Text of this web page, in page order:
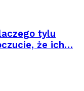
tylu
że ich…